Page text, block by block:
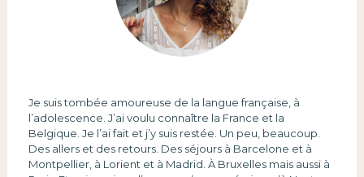
Je suis tombée amoureuse de la langue française, à
l’adolescence. J’ai voulu connaître la France et la
Belgique. Je l’ai fait et j’y suis restée. Un peu, beaucoup.
Des allers et des retours. Des séjours à Barcelone et à
Montpellier, à Lorient et à Madrid. À Bruxelles mais aussi à